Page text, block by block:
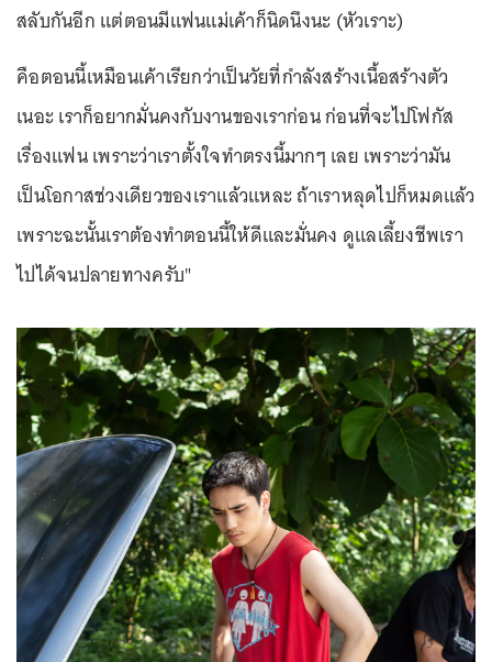
สลับกันอีก แต่ตอนมีแฟนแม่เค้าก็นิดนึงนะ (หัวเราะ)
คือตอนนี้เหมือนเค้าเรียกว่าเป็นวัยที่กำลังสร้างเนื้อสร้างตัว
เนอะ เราก็อยากมั่นคงกับงานของเราก่อน ก่อนที่จะไปโฟกัส
เรื่องแฟน เพราะว่าเราตั้งใจทำตรงนี้มากๆ เลย เพราะว่ามัน
เป็นโอกาสช่วงเดียวของเราแล้วแหละ ถ้าเราหลุดไปก็หมดแล้ว
เพราะฉะนั้นเราต้องทำตอนนี้ให้ดีและมั่นคง ดูแลเลี้ยงชีพเรา
ไปได้จนปลายทางครับ"